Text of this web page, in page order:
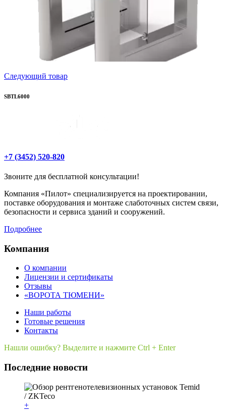
Следующий товар
SBTL6000
+7 (3452) 520-820
Звоните для бесплатной консультации!
Компания «Пилот» специализируется на проектировании,
поставке оборудования и монтаже слаботочных систем связи,
безопасности и сервиса зданий и сооружений.
Подробнее
Компания
О компании
Лицензии и сертификаты
Отзывы
«ВОРОТА ТЮМЕНИ»
Наши работы
Готовые решения
Контакты
Нашли ошибку? Выделите и нажмите Ctrl + Enter
Последние новости
+